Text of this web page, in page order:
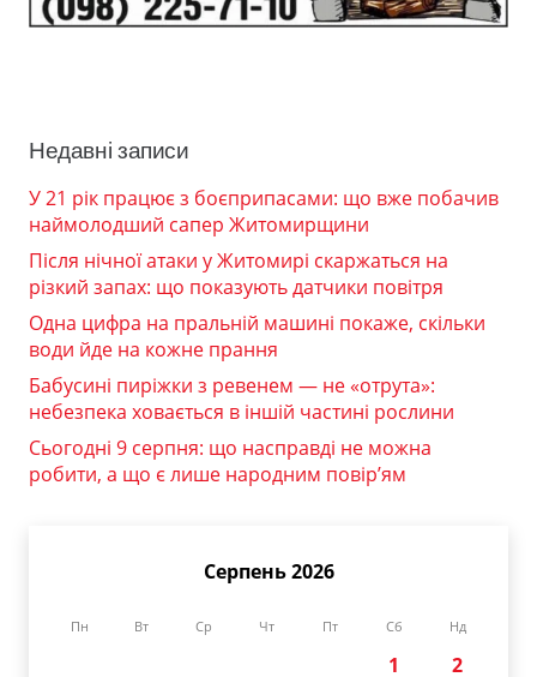
Недавні записи
У 21 рік працює з боєприпасами: що вже побачив
наймолодший сапер Житомирщини
Після нічної атаки у Житомирі скаржаться на
різкий запах: що показують датчики повітря
Одна цифра на пральній машині покаже, скільки
води йде на кожне прання
Бабусині пиріжки з ревенем — не «отрута»:
небезпека ховається в іншій частині рослини
Сьогодні 9 серпня: що насправді не можна
робити, а що є лише народним повір’ям
Серпень 2026
Пн Вт Ср Чт Пт Сб Нд
1
2